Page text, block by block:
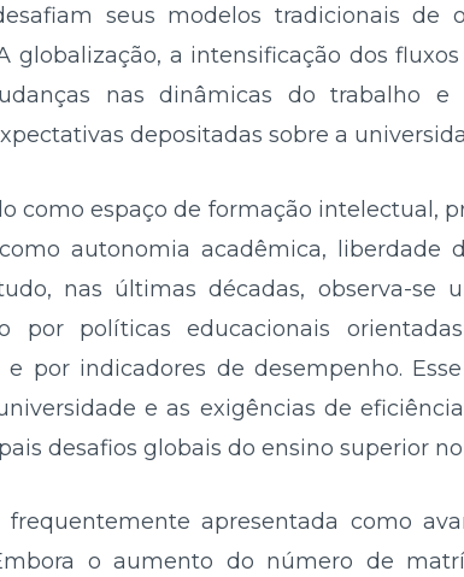
seus modelos tradicionais de
globalização, a intensificação dos
nas dinâmicas do trabalho e
depositadas sobre a
como espaço de formação intelectual,
autonomia acadêmica, liberdade
nas últimas décadas, observa-se
por políticas educacionais
por indicadores de desempenho.
e as exigências de
desafios globais do ensino superior no
apresentada como
o aumento do número de